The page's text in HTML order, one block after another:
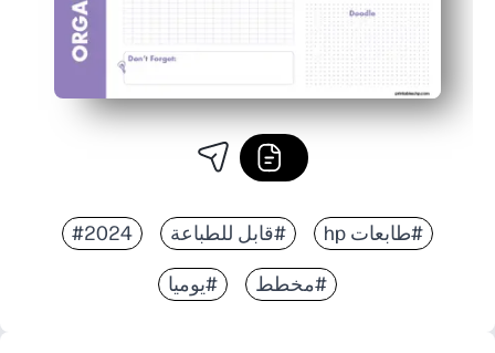
#طابعات hp #قابل للطباعة #2024
#مخطط #يوميا